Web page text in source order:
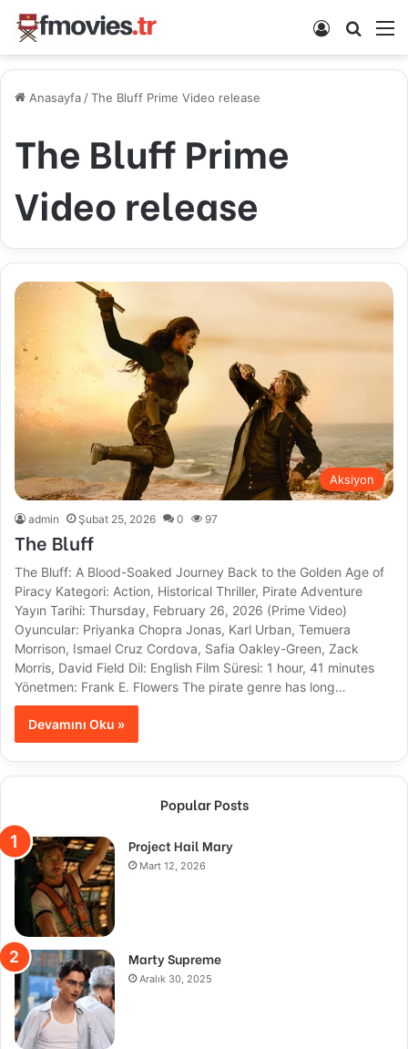
Kayıt Ol
Anasayfa /The Bluff Prime Video release
The Bluff Prime
Video release
Aksiyon
admin Şubat 25, 2026 0 97
The Bluff
The Bluff: A Blood-Soaked Journey Back to the Golden Age of
Piracy Kategori: Action, Historical Thriller, Pirate Adventure
Yayın Tarihi: Thursday, February 26, 2026 (Prime Video)
Oyuncular: Priyanka Chopra Jonas, Karl Urban, Temuera
Morrison, Ismael Cruz Cordova, Safia Oakley-Green, Zack
Morris, David Field Dil: English Film Süresi: 1 hour, 41 minutes
Yönetmen: Frank E. Flowers The pirate genre has long…
Devamını Oku »
Popular Posts
Project Hail Mary
Mart 12, 2026
Marty Supreme
Aralık 30, 2025